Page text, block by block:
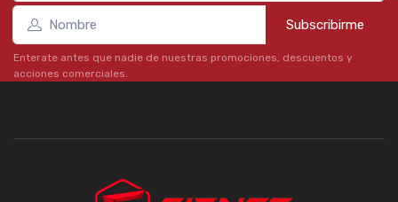
Subscribirme
Enterate antes que nadie de nuestras promociones, descuentos y
acciones comerciales.